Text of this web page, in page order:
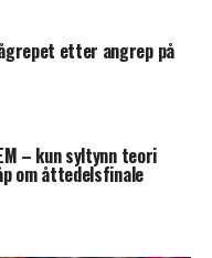
etter angrep på
– kun syltynn teori
om åttedelsfinale